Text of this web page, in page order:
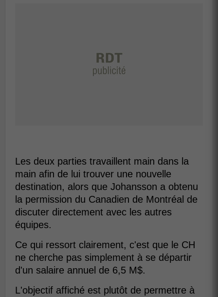
Les deux parties travaillent main dans la
main afin de lui trouver une nouvelle
destination, alors que Johansson a obtenu
la permission du Canadien de Montréal de
discuter directement avec les autres
équipes.
Ce qui ressort clairement, c'est que le CH
ne cherche pas simplement à se départir
d'un salaire annuel de 6,5 M$.
L'objectif affiché est plutôt de permettre à